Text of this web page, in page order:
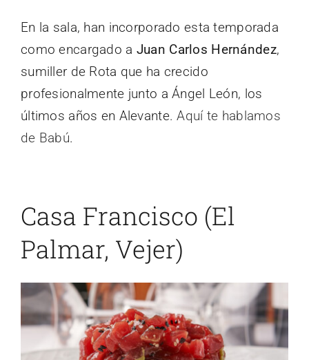
En la sala, han incorporado esta temporada
como encargado a Juan Carlos Hernández,
sumiller de Rota que ha crecido
profesionalmente junto a Ángel León, los
últimos años en Alevante.Aquí te hablamos
de Babú.
Casa Francisco (El
Palmar, Vejer)